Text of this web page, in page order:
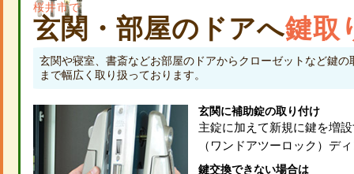
桜井市で
玄関・部屋のドアへ鍵取
玄関や寝室、書斎などお部屋のドアからクローゼットなど鍵
まで幅広く取り扱っております。
玄関に補助錠の取り付け
主錠に加えて新規に鍵を増
（ワンドアツーロック）デ
鍵交換できない場合は